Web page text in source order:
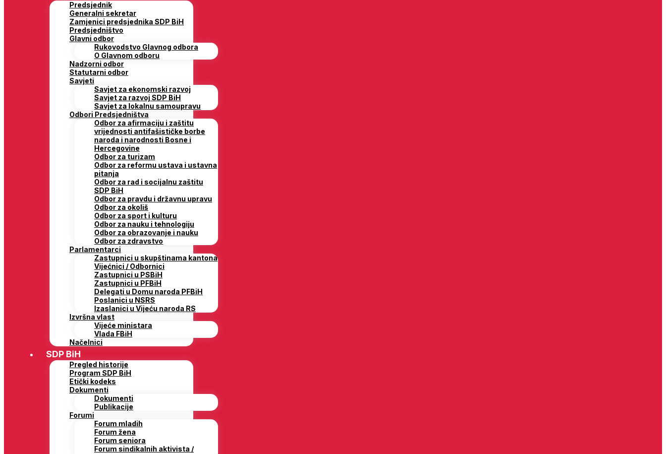
Predsjednik
Generalni sekretar
Zamjenici predsjednika SDP BiH
Predsjedništvo
Glavni odbor
Rukovodstvo Glavnog odbora
O Glavnom odboru
Nadzorni odbor
Statutarni odbor
Savjeti
Savjet za ekonomski razvoj
Savjet za razvoj SDP BiH
Savjet za lokalnu samoupravu
Odbori Predsjedništva
Odbor za afirmaciju i zaštitu
vrijednosti antifašističke borbe
naroda i narodnosti Bosne i
Hercegovine
Odbor za turizam
Odbor za reformu ustava i ustavna
pitanja
Odbor za rad i socijalnu zaštitu
SDP BiH
Odbor za pravdu i državnu upravu
Odbor za okoliš
Odbor za sport i kulturu
Odbor za nauku i tehnologiju
Odbor za obrazovanje i nauku
Odbor za zdravstvo
Parlamentarci
Zastupnici u skupštinama kantona
Vijećnici / Odbornici
Zastupnici u PSBiH
Zastupnici u PFBiH
Delegati u Domu naroda PFBiH
Poslanici u NSRS
Izaslanici u Vijeću naroda RS
Izvršna vlast
Vijeće ministara
Vlada FBiH
Načelnici
SDP BiH
Pregled historije
Program SDP BiH
Etički kodeks
Dokumenti
Dokumenti
Publikacije
Forumi
Forum mladih
Forum žena
Forum seniora
Forum sindikalnih aktivista /